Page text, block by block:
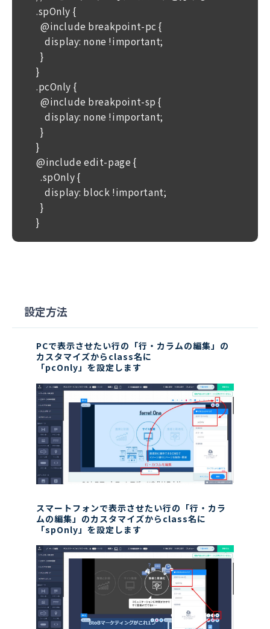
.spOnly {
  @include breakpoint-pc {
    display: none !important;
  }
}
.pcOnly {
  @include breakpoint-sp {
    display: none !important;
  }
}
@include edit-page {
  .spOnly {
    display: block !important;
  }
}
設定方法
PCで表示させたい行の「行・カラムの編集」の
カスタマイズからclass名に
「pcOnly」を設定します
スマートフォンで表示させたい行の「行・カラ
ムの編集」のカスタマイズからclass名に
「spOnly」を設定します